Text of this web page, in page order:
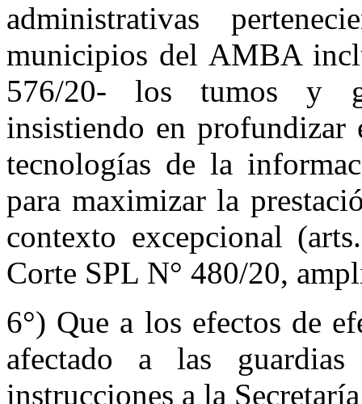
administrativas
municipios del AMBA
576/20- los tumos y
insistiendo en
tecnologías de la
para maximizar la
contexto excepcional
Corte SPL N° 480/20,
6°) Que a los efectos de
afectado a las guardias
instrucciones a la